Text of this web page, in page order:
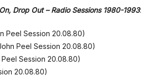
Drop Out – Radio Sessions 1980-1993:
Peel Session 20.08.80)
Peel Session 20.08.80)
Session 20.08.80)
20.08.80)